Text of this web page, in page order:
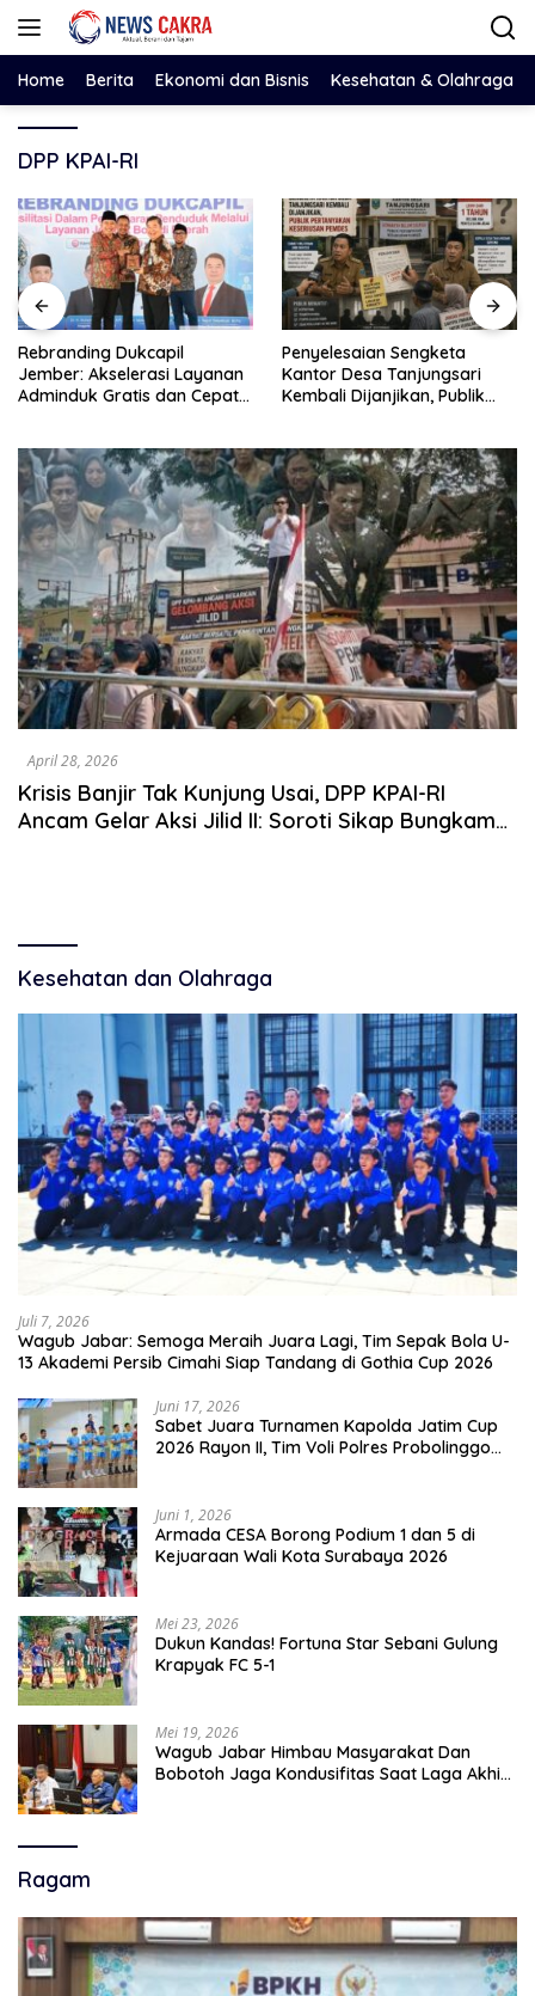
Langsung
Home Berita Ekonomi dan Bisnis Kesehatan & Olahraga
DPP KPAI-RI
Rebranding Dukcapil
Jember: Akselerasi Layanan
Adminduk Gratis dan Cepat
Penyelesaian Sengketa
Kantor Desa Tanjungsari
Kembali Dijanjikan, Publik
April 28, 2026
Krisis Banjir Tak Kunjung Usai, DPP KPAI-RI
Ancam Gelar Aksi Jilid II: Soroti Sikap Bungkam
Kesehatan dan Olahraga
Juli 7, 2026
Wagub Jabar: Semoga Meraih Juara Lagi, Tim Sepak Bola U-
13 Akademi Persib Cimahi Siap Tandang di Gothia Cup 2026
Juni 17, 2026
Sabet Juara Turnamen Kapolda Jatim Cup
2026 Rayon II, Tim Voli Polres Probolinggo
Juni 1, 2026
Armada CESA Borong Podium 1 dan 5 di
Kejuaraan Wali Kota Surabaya 2026
Mei 23, 2026
Dukun Kandas! Fortuna Star Sebani Gulung
Krapyak FC 5-1
Mei 19, 2026
Wagub Jabar Himbau Masyarakat Dan
Bobotoh Jaga Kondusifitas Saat Laga Akhir
Ragam